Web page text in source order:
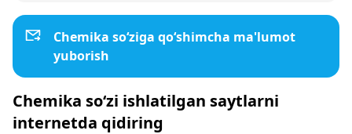
Chemika so‘ziga qo‘shimcha ma'lumot
yuborish
Chemika so‘zi ishlatilgan saytlarni
internetda qidiring